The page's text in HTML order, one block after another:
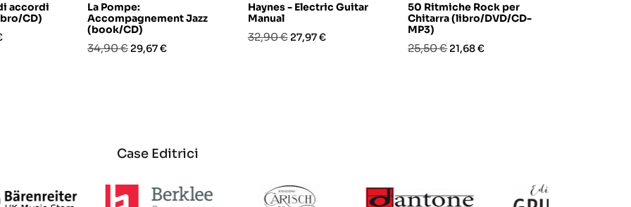
accordi
CD)
La Pompe:
Accompagnement Jazz
(book/CD)
Prezzo
34,90 € Prezzo
29,67 €
Haynes - Electric Guitar
Manual
Prezzo
32,90 € Prezzo
27,97 €
50 Ritmiche Rock per
Chitarra (libro/DVD/CD-
MP3)
Prezzo
25,50 €Prezzo
21,68 €
Case Editrici